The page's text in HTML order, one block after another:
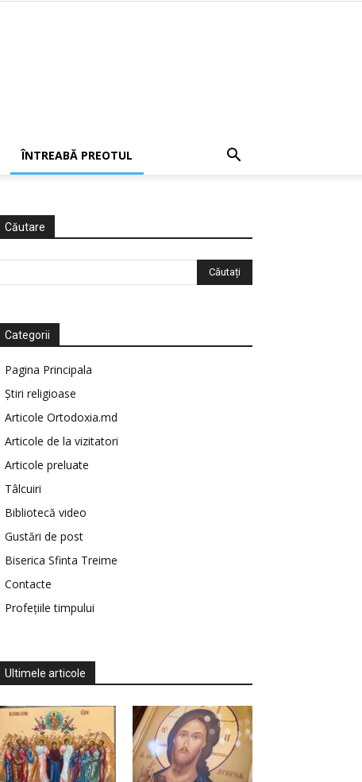
ÎNTREABĂ PREOTUL
Căutare
Categorii
Pagina Principala
Știri religioase
Articole Ortodoxia.md
Articole de la vizitatori
Articole preluate
Tâlcuiri
Bibliotecă video
Gustări de post
Biserica Sfinta Treime
Contacte
Profețiile timpului
Ultimele articole